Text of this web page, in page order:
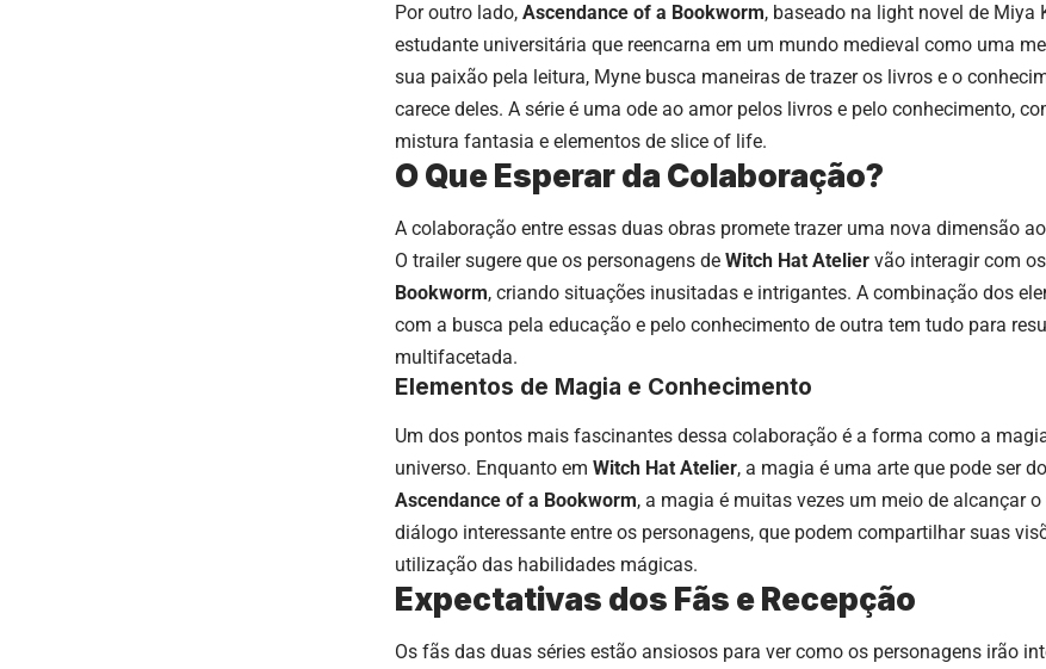
Por outro lado, Ascendance of a Bookworm, baseado na light novel de Miya
estudante universitária que reencarna em um mundo medieval como uma
sua paixão pela leitura, Myne busca maneiras de trazer os livros e o
carece deles. A série é uma ode ao amor pelos livros e pelo conhecimento,
mistura fantasia e elementos de slice of life.
O Que Esperar da Colaboração?
A colaboração entre essas duas obras promete trazer uma nova dimensão
O trailer sugere que os personagens de Witch Hat Atelier vão interagir com
Bookworm, criando situações inusitadas e intrigantes. A combinação dos
com a busca pela educação e pelo conhecimento de outra tem tudo para
multifacetada.
Elementos de Magia e Conhecimento
Um dos pontos mais fascinantes dessa colaboração é a forma como a
universo. Enquanto em Witch Hat Atelier, a magia é uma arte que pode ser
Ascendance of a Bookworm, a magia é muitas vezes um meio de alcançar
diálogo interessante entre os personagens, que podem compartilhar suas
utilização das habilidades mágicas.
Expectativas dos Fãs e Recepção
Os fãs das duas séries estão ansiosos para ver como os personagens irão